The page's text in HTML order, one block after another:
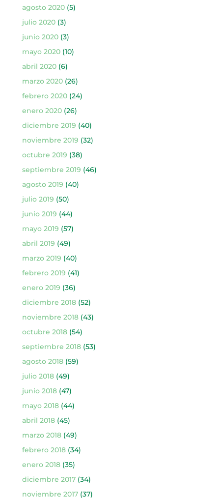
agosto 2020(5)
julio 2020(3)
junio 2020(3)
mayo 2020(10)
abril 2020(6)
marzo 2020(26)
febrero 2020(24)
enero 2020(26)
diciembre 2019 (40)
noviembre 2019 (32)
octubre 2019 (38)
septiembre 2019 (46)
agosto 2019 (40)
julio 2019 (50)
junio 2019 (44)
mayo 2019 (57)
abril 2019 (49)
marzo 2019 (40)
febrero 2019 (41)
enero 2019 (36)
diciembre 2018(52)
noviembre 2018(43)
octubre 2018(54)
septiembre 2018(53)
agosto 2018(59)
julio 2018(49)
junio 2018(47)
mayo 2018(44)
abril 2018(45)
marzo 2018(49)
febrero 2018(34)
enero 2018(35)
diciembre 2017(34)
noviembre 2017(37)